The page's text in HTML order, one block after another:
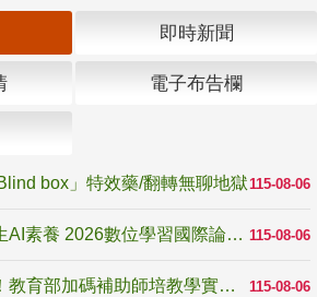
即時新聞
電子布告欄
115-08-06
box」特效藥/翻轉無聊地獄
115-08-06
匯聚全球視野深化師生AI素養 2026數位學習國際論壇高雄登場
115-08-06
深化師培與現場連結！教育部加碼補助師培教學實踐研究 10月師培國際研討會交流教學實踐經驗